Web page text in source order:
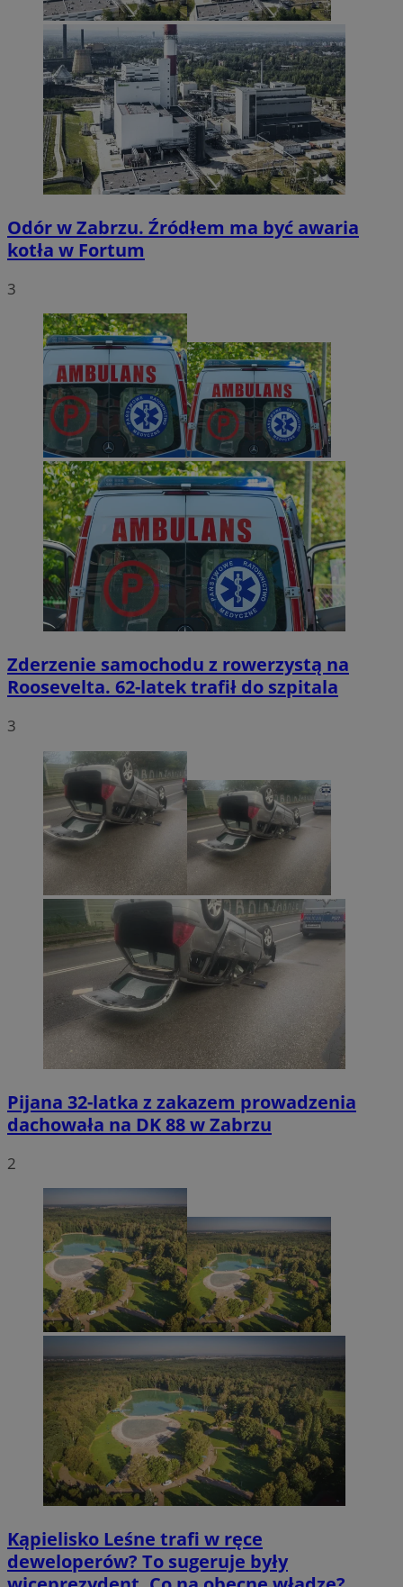
Odór w Zabrzu. Źródłem ma być awaria
kotła w Fortum
3
Zderzenie samochodu z rowerzystą na
Roosevelta. 62-latek trafił do szpitala
3
Pijana 32-latka z zakazem prowadzenia
dachowała na DK 88 w Zabrzu
2
Kąpielisko Leśne trafi w ręce
deweloperów? To sugeruje były